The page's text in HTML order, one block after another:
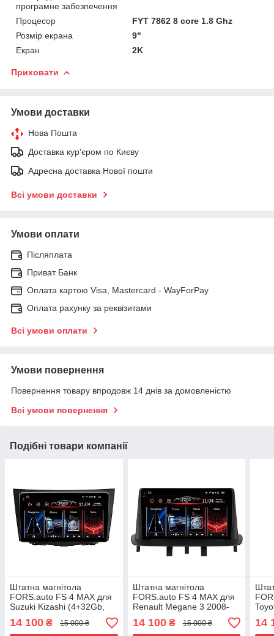
програмне забезпечення
Процесор
FYT 7862 8 core 1.8 Ghz
Розмір екрана
9"
Екран
2K
Приховати
Умови доставки
Нова Пошта
Доставка кур'єром по Києву
Адресна доставка Нової пошти
Всі умови доставки
Умови оплати
Післяплата
Приват Банк
Оплата картою Visa, Mastercard - WayForPay
Оплата рахунку за реквізитами
Всі умови оплати
Умови повернення
Повернення товару впродовж 14 днів за домовленістю
Всі умови повернення
Подібні товари компанії
Штатна магнітола
FORS.auto FS 4 MAX для
Suzuki Kizashi (4+32Gb,
9") 2009-2015
14 100 ₴ 15 000 ₴
Штатна магнітола
FORS.auto FS 4 MAX для
Renault Megane 3 2008-
2015/Fluence 2009+
(4+32Gb, 9")
14 100₴ 15 000 ₴ 14